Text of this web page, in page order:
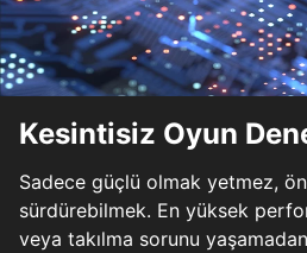
Kesintisiz Oyun
Sadece güçlü olmak yetmez,
sürdürebilmek. En yüksek
veya takılma sorunu